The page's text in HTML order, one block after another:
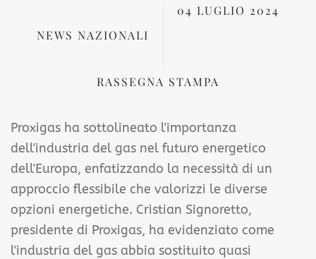
NEWS NAZIONALI
04 LUGLIO 2024
RASSEGNA STAMPA
Proxigas ha sottolineato l'importanza
dell'industria del gas nel futuro energetico
dell'Europa, enfatizzando la necessità di un
approccio flessibile che valorizzi le diverse
opzioni energetiche. Cristian Signoretto,
presidente di Proxigas, ha evidenziato come
l'industria del gas abbia sostituito quasi